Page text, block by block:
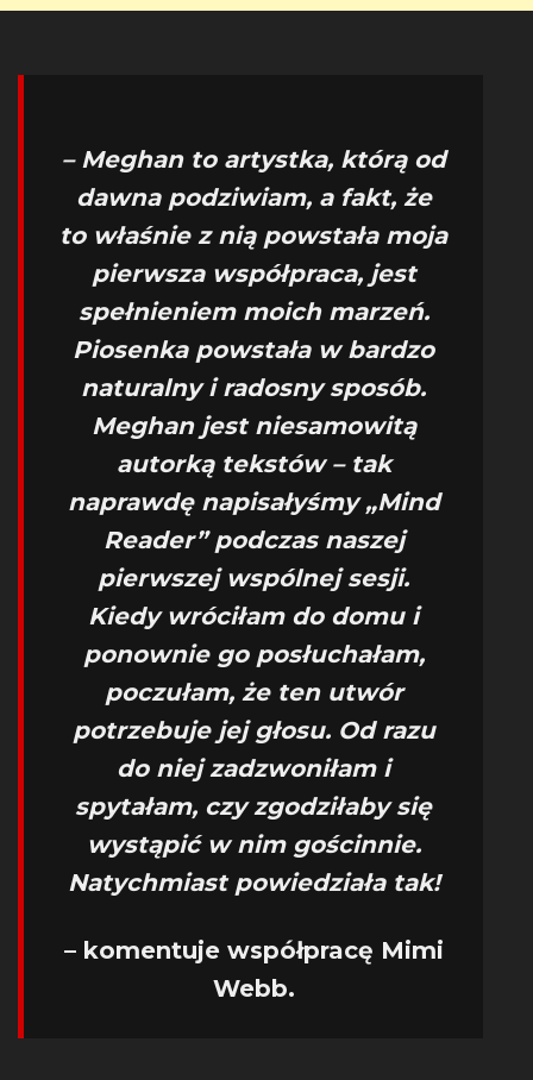
– Meghan to artystka, którą od
dawna podziwiam, a fakt, że
to właśnie z nią powstała moja
pierwsza współpraca, jest
spełnieniem moich marzeń.
Piosenka powstała w bardzo
naturalny i radosny sposób.
Meghan jest niesamowitą
autorką tekstów – tak
naprawdę napisałyśmy „Mind
Reader” podczas naszej
pierwszej wspólnej sesji.
Kiedy wróciłam do domu i
ponownie go posłuchałam,
poczułam, że ten utwór
potrzebuje jej głosu. Od razu
do niej zadzwoniłam i
spytałam, czy zgodziłaby się
wystąpić w nim gościnnie.
Natychmiast powiedziała tak!
– komentuje współpracę Mimi
Webb.